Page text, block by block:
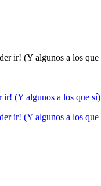
ir! (Y algunos a los que sí)